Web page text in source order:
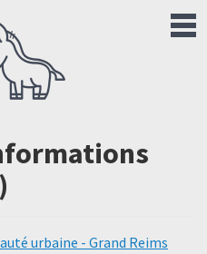
urbaine - Grand Reims